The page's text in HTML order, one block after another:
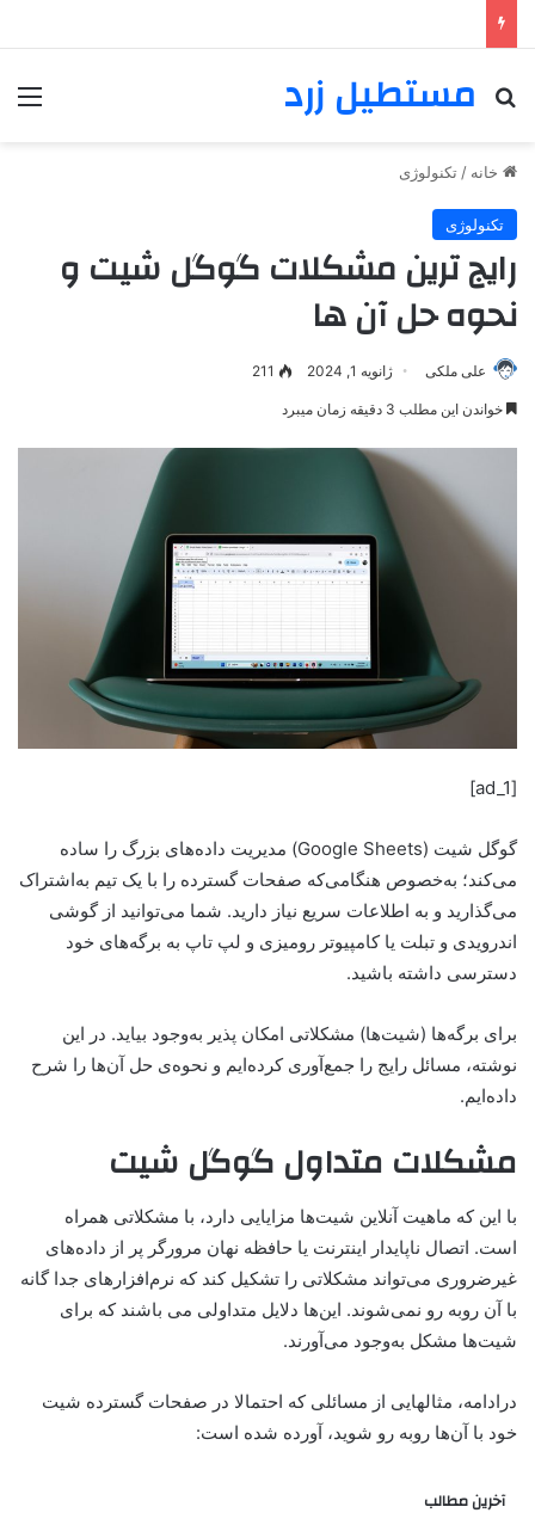
مستطیل زرد
خانه / تکنولوژی
تکنولوژی
رایج‌ ترین مشکلات گوگل شیت و
نحوه حل آن‌ ها
علی ملکی ژانویه 1, 2024 211
خواندن این مطلب 3 دقیقه زمان میبرد
[ad_1]
گوگل شیت (Google Sheets) مدیریت داده‌های بزرگ را ساده
می‌کند؛ به‌خصوص هنگامی‌که صفحات گسترده را با یک تیم به‌اشتراک
می‌گذارید و به اطلاعات سریع نیاز دارید. شما می‌توانید از گوشی‌
اندرویدی و تبلت‌ یا کامپیوتر رومیزی و لپ‌ تاپ به برگه‌های خود
دسترسی داشته باشید.
برای برگه‌ها (شیت‌ها) مشکلاتی امکان پذیر به‌وجود بیاید. در این
نوشته، مسائل رایج را جمع‌آوری کرده‌ایم و نحوه‌ی حل آن‌ها را شرح
داده‌ایم.
مشکلات متداول گوگل شیت
با این که ماهیت آنلاین شیت‌ها مزایایی دارد، با مشکلاتی همراه
است. اتصال ناپایدار اینترنت یا حافظه نهان مرورگر پر از داده‌های
غیرضروری می‌تواند مشکلاتی را تشکیل کند که نرم‌افزارهای جدا گانه
با آن روبه رو نمی‌شوند. این‌ها دلایل متداولی می باشند که برای
شیت‌ها مشکل به‌وجود می‌آورند.
در‌ادامه، مثالهایی از مسائلی که احتمالا در صفحات گسترده شیت
خود با آن‌ها روبه رو شوید، آورده شده است:
آخرین مطالب